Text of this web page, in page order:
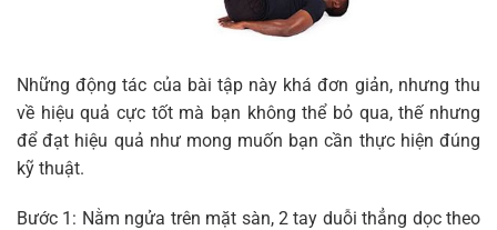
Những động tác của bài tập này khá đơn giản, nhưng thu
về hiệu quả cực tốt mà bạn không thể bỏ qua, thế nhưng
để đạt hiệu quả như mong muốn bạn cần thực hiện đúng
kỹ thuật.
Bước 1: Nằm ngửa trên mặt sàn, 2 tay duỗi thẳng dọc theo